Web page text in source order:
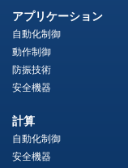
アプリケーション
自動化制御
動作制御
防振技術
安全機器
計算
自動化制御
安全機器